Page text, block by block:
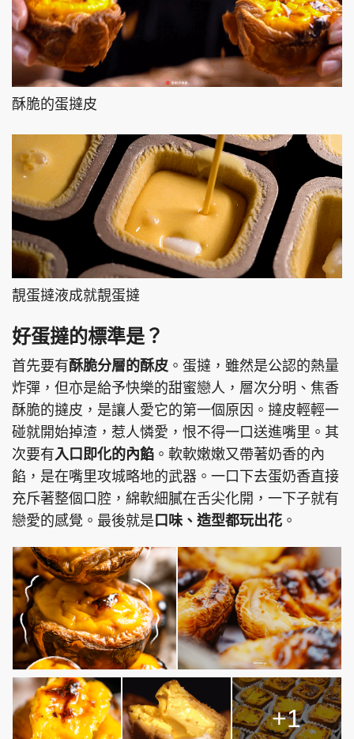
關於我們
聯絡我們
隱私政策聲明
使用條款
版權及免責聲明
Copyright © 東周網 版權所有 . 不得轉載
©Eastweek.com.hk. All rights reserved.
酥脆的蛋撻皮
靚蛋撻液成就靚蛋撻
好蛋撻的標準是？
首先要有酥脆分層的酥皮 。蛋撻，雖然是公認的熱量
炸彈，但亦是給予快樂的甜蜜戀人，層次分明、焦香
酥脆的撻皮，是讓人愛它的第一個原因。撻皮輕輕一
碰就開始掉渣，惹人憐愛，恨不得一口送進嘴里。其
次要有入口即化的內餡 。軟軟嫩嫩又帶著奶香的內
餡，是在嘴里攻城略地的武器。一口下去蛋奶香直接
充斥著整個口腔，綿軟細膩在舌尖化開，一下子就有
戀愛的感覺。最後就是 口味、造型都玩出花 。
+1